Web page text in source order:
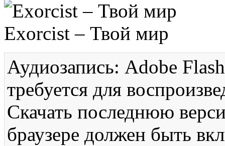
Exorcist – Твой мир
Аудиозапись: Adobe
требуется для
Скачать последнюю
браузере должен быть